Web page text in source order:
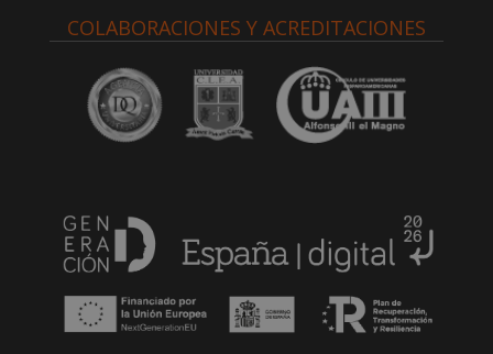
COLABORACIONES Y ACREDITACIONES